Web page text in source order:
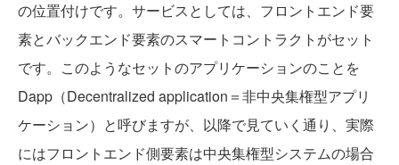
の位置付けです。サービスとしては、フロントエンド要
素とバックエンド要素のスマートコントラクトがセット
です。このようなセットのアプリケーションのことを
Dapp（Decentralized application＝非中央集権型アプリ
ケーション）と呼びますが、以降で見ていく通り、実際
にはフロントエンド側要素は中央集権型システムの場合